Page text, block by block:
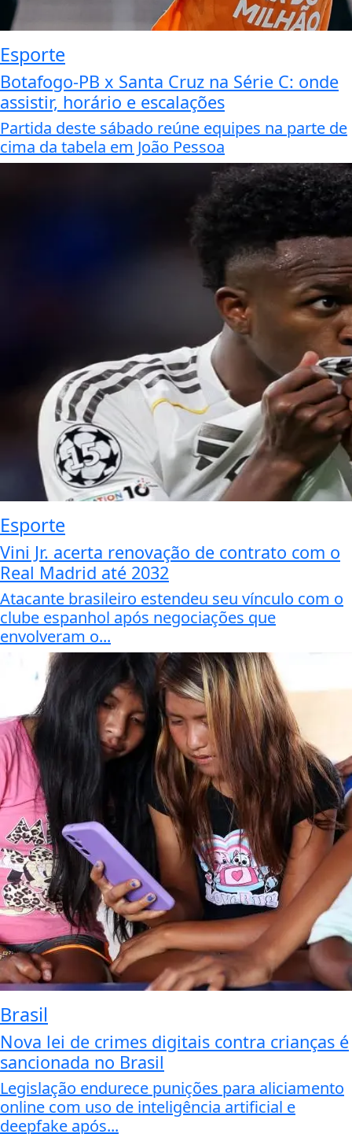
Esporte
Botafogo-PB x Santa Cruz na Série C: onde
assistir, horário e escalações
Partida deste sábado reúne equipes na parte de
cima da tabela em João Pessoa
Esporte
Vini Jr. acerta renovação de contrato com o
Real Madrid até 2032
Atacante brasileiro estendeu seu vínculo com o
clube espanhol após negociações que
envolveram o...
Brasil
Nova lei de crimes digitais contra crianças é
sancionada no Brasil
Legislação endurece punições para aliciamento
online com uso de inteligência artificial e
deepfake após...